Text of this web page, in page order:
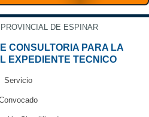
DE ESPINAR
CONSULTORIA PARA LA
EXPEDIENTE TECNICO
Servicio